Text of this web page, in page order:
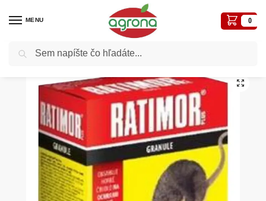
MENU 0
Domov Postreky-prípravky proti chorobám a škodcom